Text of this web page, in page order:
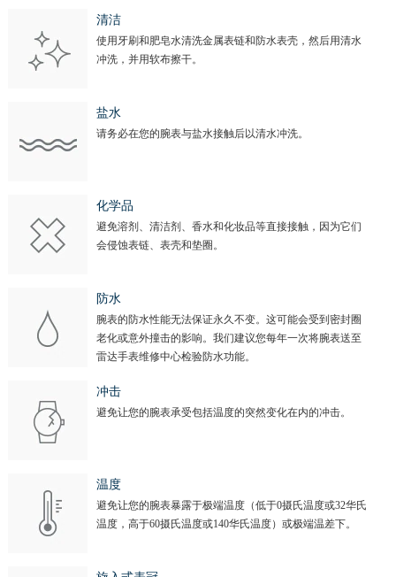
清洁
使用牙刷和肥皂水清洗金属表链和防水表壳，然后用清水
冲洗，并用软布擦干。
盐水
请务必在您的腕表与盐水接触后以清水冲洗。
化学品
避免溶剂、清洁剂、香水和化妆品等直接接触，因为它们
会侵蚀表链、表壳和垫圈。
防水
腕表的防水性能无法保证永久不变。这可能会受到密封圈
老化或意外撞击的影响。我们建议您每年一次将腕表送至
雷达手表维修中心检验防水功能。
冲击
避免让您的腕表承受包括温度的突然变化在内的冲击。
温度
避免让您的腕表暴露于极端温度（低于0摄氏温度或32华氏
温度，高于60摄氏温度或140华氏温度）或极端温差下。